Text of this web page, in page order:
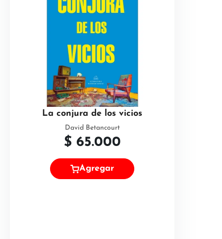
La conjura de los vicios
David Betancourt
$ 65.000
Agregar